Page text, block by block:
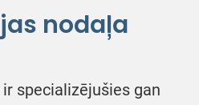
nodaļa
specializējušies gan